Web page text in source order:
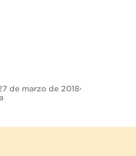
de marzo de 2018·